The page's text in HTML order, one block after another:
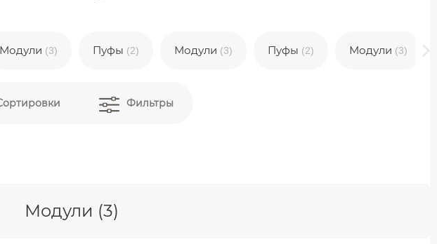
Модули (3) Пуфы (2) Модули (3) Пуфы (2) Модули (3)
Фильтры
Модули (3)